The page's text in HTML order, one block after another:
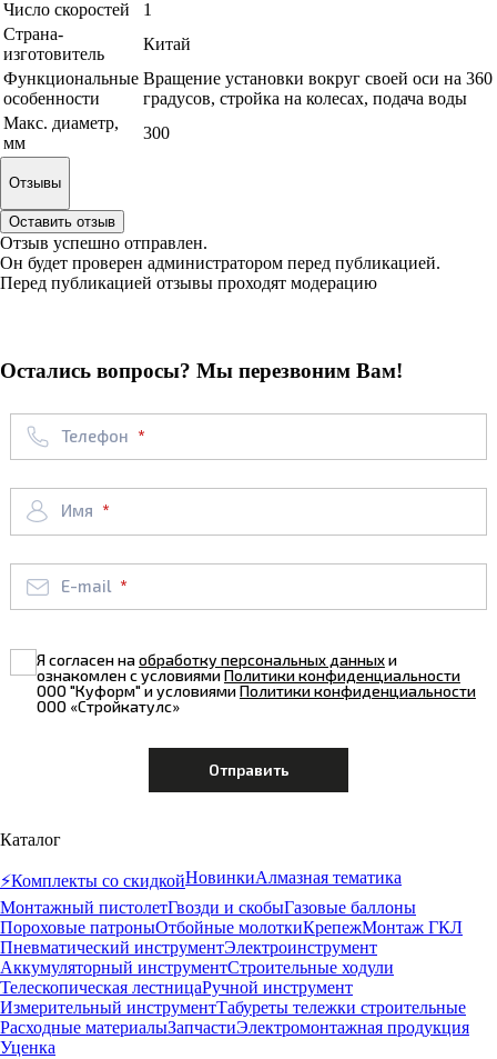
Число скоростей
1
Страна-
изготовитель
Китай
Функциональные
особенности
Вращение установки вокруг своей оси на 360
градусов, стройка на колесах, подача воды
Макс. диаметр,
мм
300
Отзывы
Оставить отзыв
Отзыв успешно отправлен.
Он будет проверен администратором перед публикацией.
Перед публикацией отзывы проходят модерацию
Остались вопросы? Мы перезвоним Вам!
Телефон
Имя
E-mail
Я согласен наобработку персональных данныхи
ознакомлен с условиямиПолитики конфиденциальности
ООО "Куформ" и условиямиПолитики конфиденциальности
ООО «Стройкатулс»
Каталог
⚡️Комплекты со скидкойНовинкиАлмазная тематика
Монтажный пистолетГвозди и скобыГазовые баллоны
Пороховые патроныОтбойные молоткиКрепежМонтаж ГКЛ
Пневматический инструментЭлектроинструмент
Аккумуляторный инструментСтроительные ходули
Телескопическая лестницаРучной инструмент
Измерительный инструментТабуреты тележки строительные
Расходные материалыЗапчастиЭлектромонтажная продукция
Уценка